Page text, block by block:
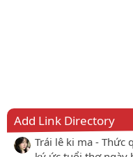
Add Link Directory
Trái lê ki ma - Thức